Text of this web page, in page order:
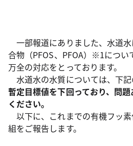
一部報道にありました、水道
合物（PFOS、PFOA）※1につい
万全の対応をとっております。
水道水の水質については、下記
暫定目標値を下回っており、問
ください。
以下に、これまでの有機フッ
組をご報告します。